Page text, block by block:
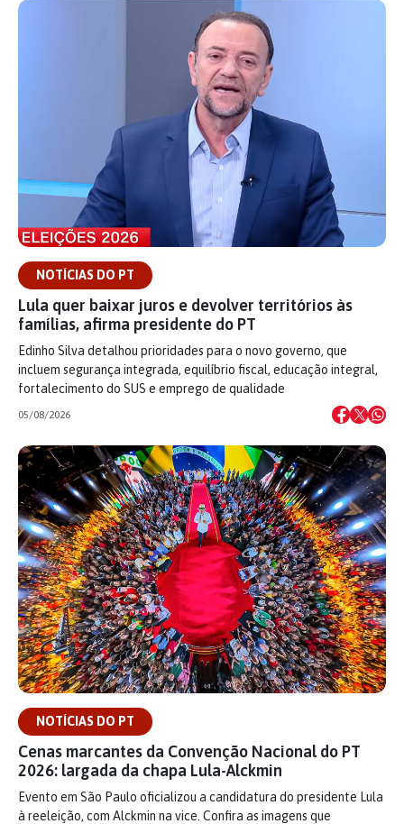
NOTÍCIAS DO PT
Lula quer baixar juros e devolver territórios às
famílias, afirma presidente do PT
Edinho Silva detalhou prioridades para o novo governo, que
incluem segurança integrada, equilíbrio fiscal, educação integral,
fortalecimento do SUS e emprego de qualidade
05/08/2026
NOTÍCIAS DO PT
Cenas marcantes da Convenção Nacional do PT
2026: largada da chapa Lula-Alckmin
Evento em São Paulo oficializou a candidatura do presidente Lula
à reeleição, com Alckmin na vice. Confira as imagens que